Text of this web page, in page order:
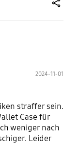
2024-11-01
straffer sein.
Case für
weniger nach
Leider